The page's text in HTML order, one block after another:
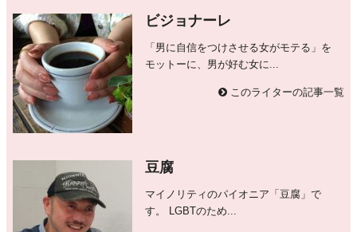
ビジョナーレ
「男に自信をつけさせる女がモテる」を
モットーに、男が好む女に...
このライターの記事一覧
豆腐
マイノリティのパイオニア「豆腐」で
す。 LGBTのため...